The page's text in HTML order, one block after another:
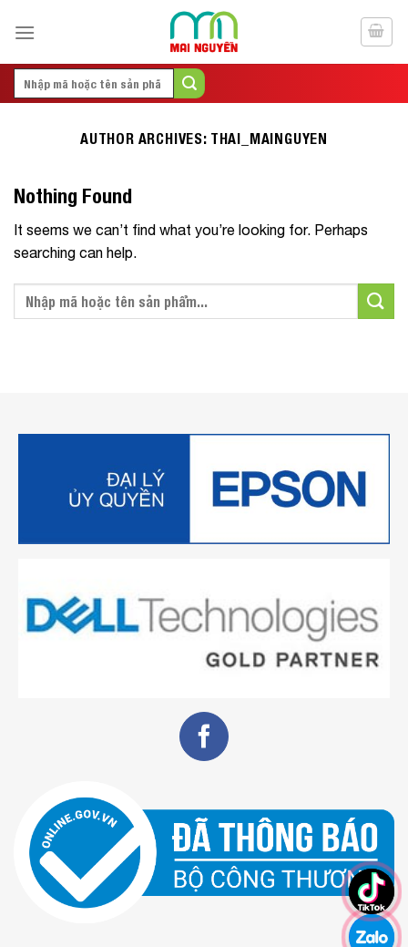
Search
AUTHOR ARCHIVES: THAI_MAINGUYEN
Nothing Found
It seems we can’t find what you’re looking for. Perhaps
searching can help.